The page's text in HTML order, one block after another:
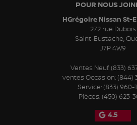
POUR NOUS
HGrégoire Nissan St-
272 rue Dubois
Saint-Eustache,
J7P 4W9
Ventes Neuf: (833)
ventes Occasion: (844)
Service: (833) 960-
Pièces: (450) 623-
4.5